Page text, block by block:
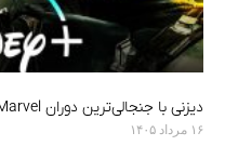
دیزنی با جنجالی‌ترین دوران Marvel و Star Wars خداحافظی می‌کند
۱۶ مرداد ۱۴۰۵